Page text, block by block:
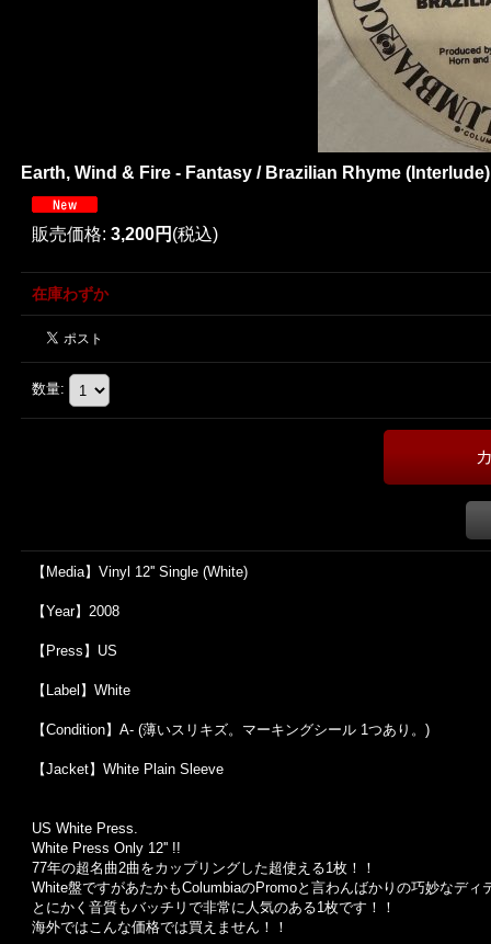
Earth, Wind & Fire - Fantasy / Brazilian Rhyme
販売価格: 3,200円 (税込)
在庫わずか
数量:
【Media】Vinyl 12'' Single (White)
【Year】2008
【Press】US
【Label】White
【Condition】A- (薄いスリキズ。マーキングシール 1つあり。)
【Jacket】White Plain Sleeve
US White Press.
White Press Only 12'' !!
77年の超名曲2曲をカップリングした超使える1枚！！
White盤ですがあたかもColumbiaのPromoと言わんばかりの巧妙なディ
とにかく音質もバッチリで非常に人気のある1枚です！！
海外ではこんな価格では買えません！！